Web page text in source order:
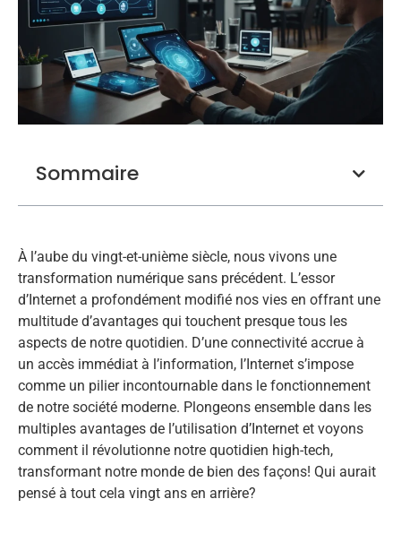
Sommaire
À l’aube du vingt-et-unième siècle, nous vivons une
transformation numérique sans précédent. L’essor
d’Internet a profondément modifié nos vies en offrant une
multitude d’avantages qui touchent presque tous les
aspects de notre quotidien. D’une connectivité accrue à
un accès immédiat à l’information, l’Internet s’impose
comme un pilier incontournable dans le fonctionnement
de notre société moderne. Plongeons ensemble dans les
multiples avantages de l’utilisation d’Internet et voyons
comment il révolutionne notre quotidien high-tech,
transformant notre monde de bien des façons! Qui aurait
pensé à tout cela vingt ans en arrière?